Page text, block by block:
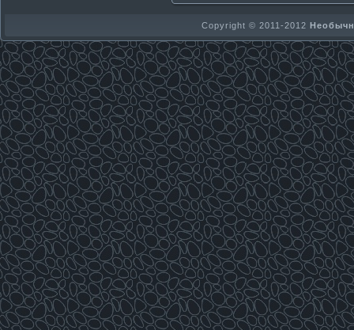
Copyright © 2011-2012